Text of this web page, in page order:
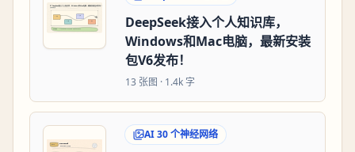
DeepSeek接入个人知识库，
Windows和Mac电脑，最新安装
包V6发布！
13 张图 · 1.4k 字
AI 30 个神经网络